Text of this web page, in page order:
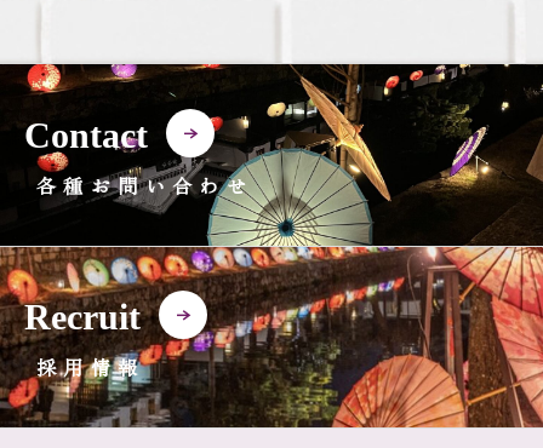
Contact
各種お問い合わせ
Recruit
採用情報